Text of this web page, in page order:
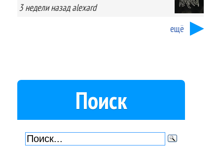
3 неделиназад alexard
ещё
Поиск